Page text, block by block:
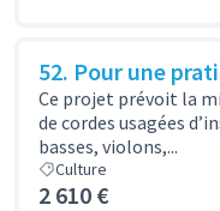
52. Pour une
Ce projet prévoit la
de cordes usagées
basses, violons,...
Culture
2 610 €